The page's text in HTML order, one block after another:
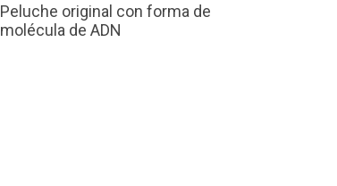
Peluche original con forma de
molécula de ADN